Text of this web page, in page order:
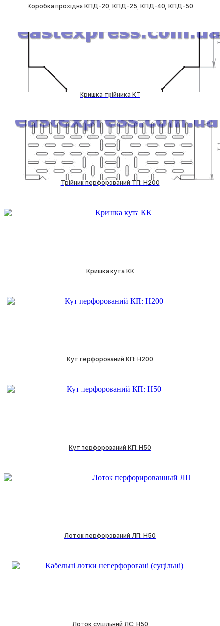
Коробка прохідна КПД-20, КПД-25, КПД-40, КПД-50
Кришка трійника КТ
Трійник перфорований ТП: H200
Кришка кута КК
Кут перфорований КП: H200
Кут перфорований КП: H50
Лоток перфорований ЛП: H50
Лоток суцільний ЛС: H50